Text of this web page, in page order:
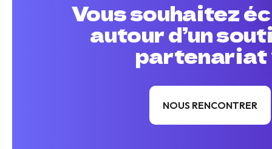
Vous souhaitez
autour d’un
partenariat
NOUS RENCONTRER